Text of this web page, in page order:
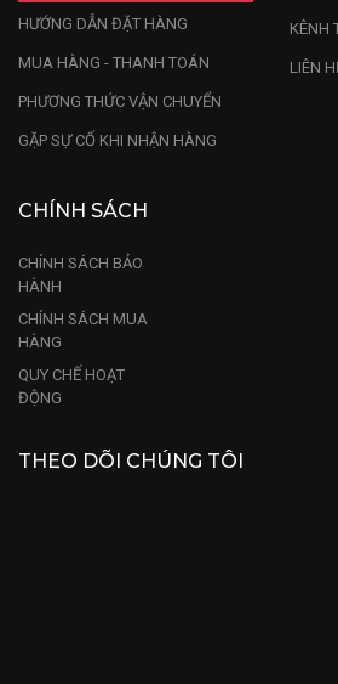
HƯỚNG DẪN ĐẶT HÀNG
MUA HÀNG - THANH TOÁN
PHƯƠNG THỨC VẬN CHUYỂN
GẶP SỰ CỐ KHI NHẬN HÀNG
KÊNH
LIÊN
CHÍNH SÁCH
CHÍNH SÁCH BẢO
HÀNH
CHÍNH SÁCH MUA
HÀNG
QUY CHẾ HOẠT
ĐỘNG
THEO DÕI CHÚNG TÔI